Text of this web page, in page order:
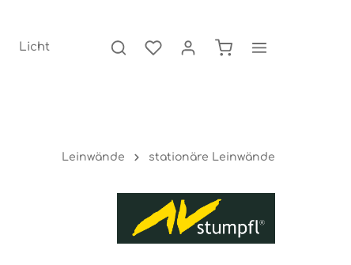
Licht
Leinwände stationäre Leinwände